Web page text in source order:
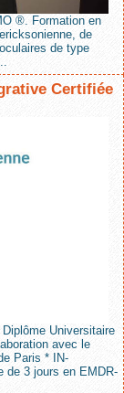
®. Formation en
de
de type
Certifiée
Universitaire
avec le
Paris * IN-
de 3 jours en EMDR-